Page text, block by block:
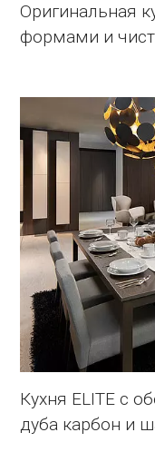
Оригинальная
формами и
Кухня ELITE с
дуба карбон и